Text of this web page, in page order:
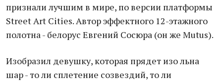
признали лучшим в мире, по версии платформы
Street Art Cities. Автор эффектного 12-этажного
полотна - белорус Евгений Сосюра (он же Mutus).
Изобразил девушку, которая прядет изо льна
шар - то ли сплетение созвездий, то ли